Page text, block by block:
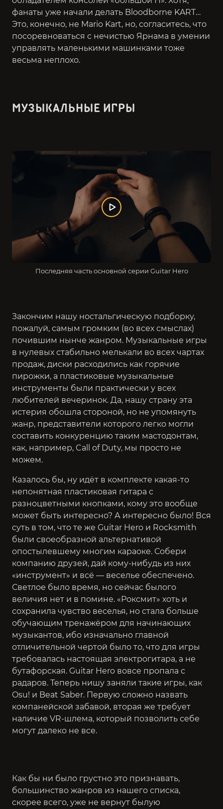
фанаты уже начали делать Bloodborne KART…
Это, конечно, не Mario Kart, но, согласитесь, что
посоревноваться с нечистью Ярнама в умении
управлять маленькими машинками тоже
весьма неплохо.
МУЗЫКАЛЬНЫЕ ИГРЫ
Последняя часть основной серии Guitar Hero
Закончим нашу ностальгическую подборку,
пожалуй, самым громким (во всех смыслах)
почившим нынче жанром. Музыкальные игры
в нулевых стабильно мелькали во всех чартах
продаж, диски расходились как горячие
пирожки, а пластиковые музыкальные
инструменты были практически у всех
любителей вечеринок. Да, нашу страну эта
истерия обошла стороной, но не упомянуть
жанр, представители которого легко могли
составить конкуренцию таким мастодонтам,
как, например, Call of Duty, мы просто не
можем.
Казалось бы, ну идёт в комплекте какая-то
непонятная пластиковая гитара с
разноцветными кнопками, кому это вообще
может быть интересно? А интересно было! Вся
суть в том, что те же Guitar Hero и Rocksmith
были своеобразной альтернативой
опостылевшему многим караоке. Собери
компанию друзей, дай кому-нибудь из них
«инструмент» и всё — веселье обеспечено.
Светлое было время, но сейчас былого
величия нет и в помине. «Роксмит» хоть и
сохранила чувство веселья, но стала больше
обучающим тренажёром для начинающих
музыкантов, ибо изначально главной
отличительной чертой было то, что для игры
требовалась настоящая электрогитара, а не
бутафорская. Guitar Hero вовсе пропала с
радаров. Теперь нишу заняли такие игры, как
Osu! и Beat Saber. Первую сложно назвать
компанейской забавой, вторая же требует
наличие VR-шлема, который позволить себе
могут далеко не все.
Как бы ни было грустно это признавать,
большинство жанров из нашего списка,
скорее всего, уже не вернут былую